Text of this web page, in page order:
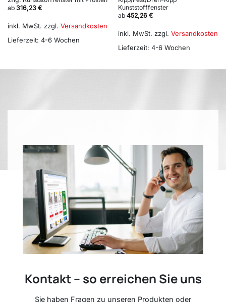
ab 316,23 €
inkl. MwSt. zzgl. Versandkosten
Lieferzeit: 4-6 Wochen
Kunststofffenster
ab 452,26 €
inkl. MwSt. zzgl. Versandkosten
Lieferzeit: 4-6 Wochen
Kontakt – so erreichen Sie uns
Sie haben Fragen zu unseren Produkten oder